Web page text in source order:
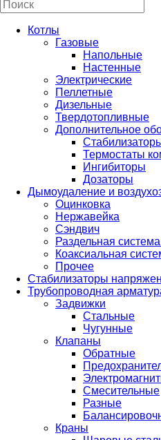
Котлы
Газовые
Напольные
Настенные
Электрические
Пеллетные
Дизельные
Твердотопливные
Дополнительное
Термостаты
Ингибиторы
Дозаторы
Дымоудаление и
Оцинковка
Нержавейка
Сэндвич
Раздельная
Коаксиальная
Прочее
Стабилизаторы
Трубопроводная
Задвижки
Стальные
Чугунные
Клапаны
Обратные
Смесительные
Разные
Краны